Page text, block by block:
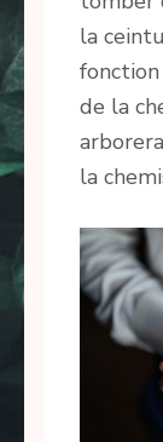
la
de la
la